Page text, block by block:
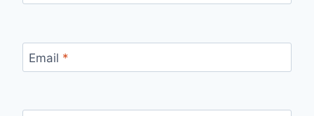
Email *